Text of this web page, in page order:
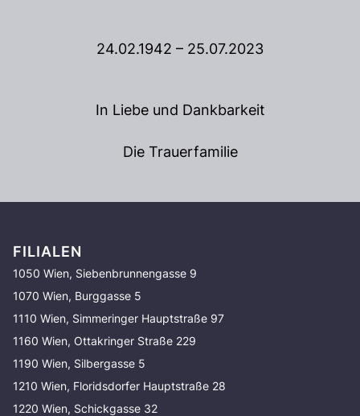
24.02.1942 – 25.07.2023
In Liebe und Dankbarkeit
Die Trauerfamilie
FILIALEN
1050 Wien, Siebenbrunnengasse 9
1070 Wien, Burggasse 5
1110 Wien, Simmeringer Hauptstraße 97
1160 Wien, Ottakringer Straße 229
1190 Wien, Silbergasse 5
1210 Wien, Floridsdorfer Hauptstraße 28
1220 Wien, Schickgasse 32